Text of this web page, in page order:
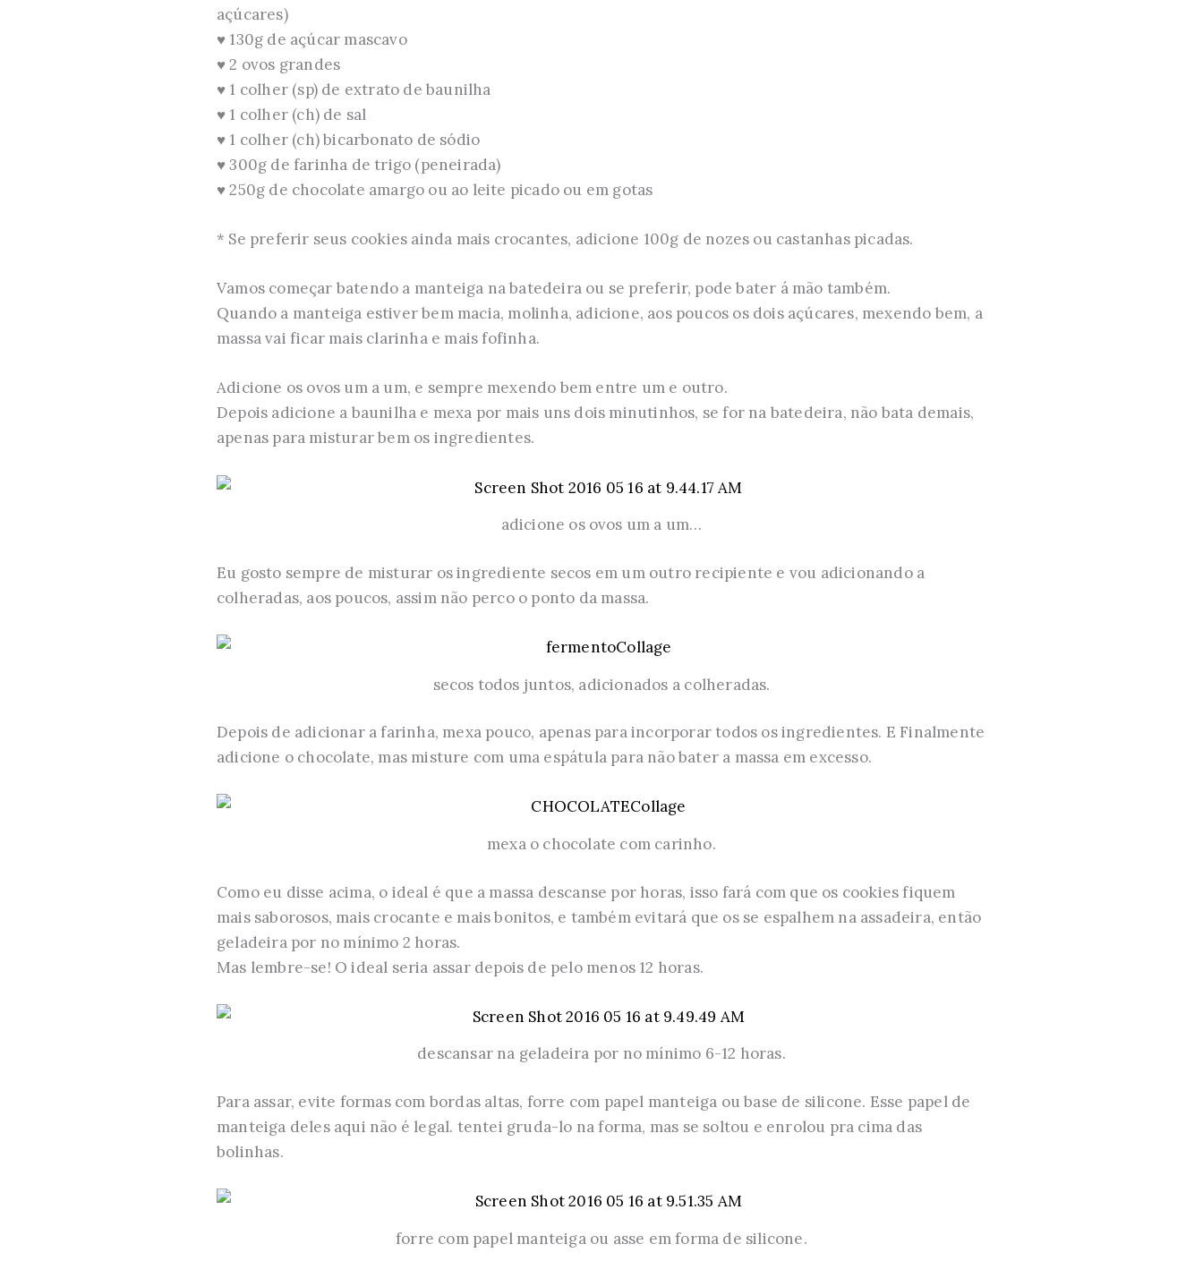
açúcares)
♥ 130g de açúcar mascavo
♥ 2 ovos grandes
♥ 1 colher (sp) de extrato de baunilha
♥ 1 colher (ch) de sal
♥ 1 colher (ch) bicarbonato de sódio
♥ 300g de farinha de trigo (peneirada)
♥ 250g de chocolate amargo ou ao leite picado ou em gotas
* Se preferir seus cookies ainda mais crocantes, adicione 100g de nozes ou castanhas picadas.
Vamos começar batendo a manteiga na batedeira ou se preferir, pode bater á mão também.
Quando a manteiga estiver bem macia, molinha, adicione, aos poucos os dois açúcares, mexendo bem, a
massa vai ficar mais clarinha e mais fofinha.
Adicione os ovos um a um, e sempre mexendo bem entre um e outro.
Depois adicione a baunilha e mexa por mais uns dois minutinhos, se for na batedeira, não bata demais,
apenas para misturar bem os ingredientes.
adicione os ovos um a um…
Eu gosto sempre de misturar os ingrediente secos em um outro recipiente e vou adicionando a
colheradas, aos poucos, assim não perco o ponto da massa.
secos todos juntos, adicionados a colheradas.
Depois de adicionar a farinha, mexa pouco, apenas para incorporar todos os ingredientes. E Finalmente
adicione o chocolate, mas misture com uma espátula para não bater a massa em excesso.
mexa o chocolate com carinho.
Como eu disse acima, o ideal é que a massa descanse por horas, isso fará com que os cookies fiquem
mais saborosos, mais crocante e mais bonitos, e também evitará que os se espalhem na assadeira, então
geladeira por no mínimo 2 horas.
Mas lembre-se! O ideal seria assar depois de pelo menos 12 horas.
descansar na geladeira por no mínimo 6-12 horas.
Para assar, evite formas com bordas altas, forre com papel manteiga ou base de silicone. Esse papel de
manteiga deles aqui não é legal. tentei gruda-lo na forma, mas se soltou e enrolou pra cima das
bolinhas.
forre com papel manteiga ou asse em forma de silicone.